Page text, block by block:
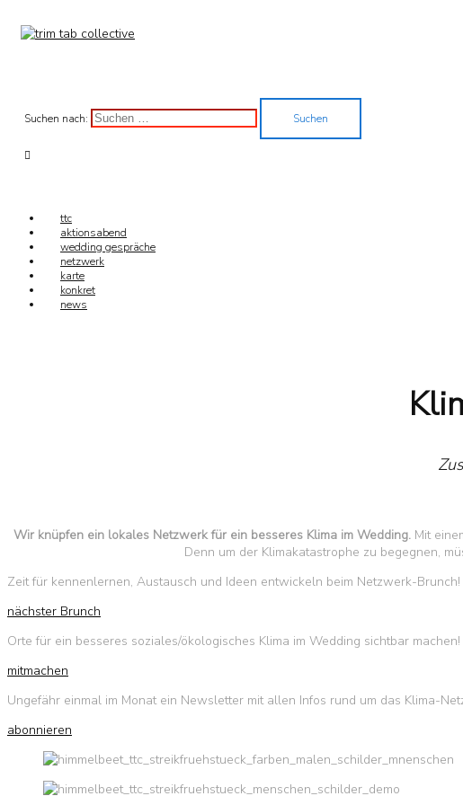
Suchen nach:
ttc
aktionsabend
wedding gespräche
netzwerk
karte
konkret
news
Wir knüpfen ein lokales Netzwerk für ein besseres Klima im Wedding. Mit
Denn um der Klimakatastrophe zu begegnen,
Zeit für kennenlernen, Austausch und Ideen entwickeln beim Netzwerk-Brunch!
nächster Brunch
Orte für ein besseres soziales/ökologisches Klima im Wedding sichtbar machen!
mitmachen
Ungefähr einmal im Monat ein Newsletter mit allen Infos rund um das Klima-
abonnieren